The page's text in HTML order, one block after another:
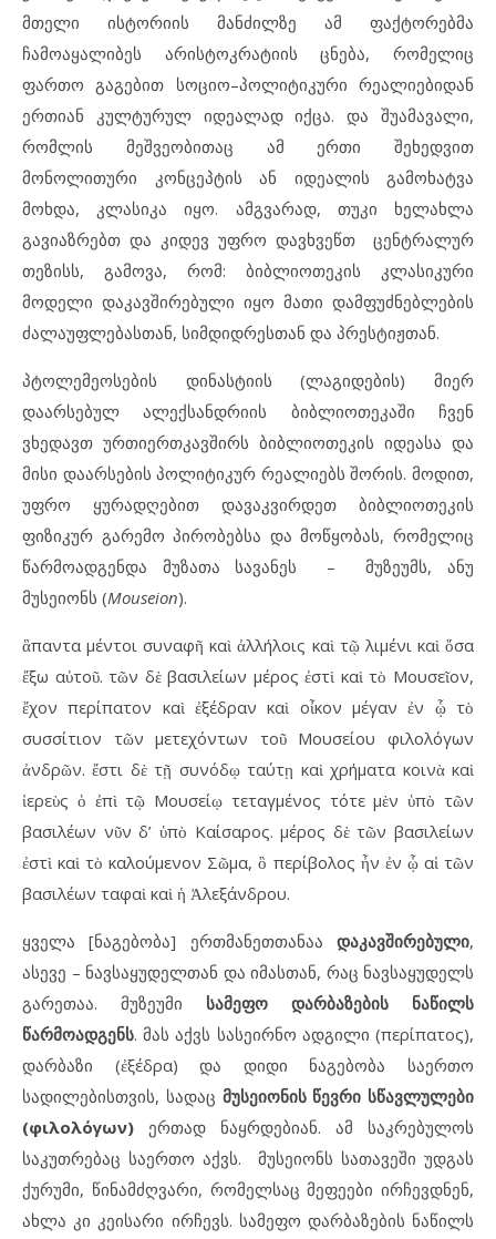
მთელი ისტორიის მანძილზე ამ ფაქტორებმა
ჩამოაყალიბეს არისტოკრატიის ცნება, რომელიც
ფართო გაგებით სოციო–პოლიტიკური რეალიებიდან
ერთიან კულტურულ იდეალად იქცა. და შუამავალი,
რომლის მეშვეობითაც ამ ერთი შეხედვით
მონოლითური კონცეპტის ან იდეალის გამოხატვა
მოხდა, კლასიკა იყო. ამგვარად, თუკი ხელახლა
გავიაზრებთ და კიდევ უფრო დავხვეწთ ცენტრალურ
თეზისს, გამოვა, რომ: ბიბლიოთეკის კლასიკური
მოდელი დაკავშირებული იყო მათი დამფუძნებლების
ძალაუფლებასთან, სიმდიდრესთან და პრესტიჟთან.
პტოლემეოსების დინასტიის (ლაგიდების) მიერ
დაარსებულ ალექსანდრიის ბიბლიოთეკაში ჩვენ
ვხედავთ ურთიერთკავშირს ბიბლიოთეკის იდეასა და
მისი დაარსების პოლიტიკურ რეალიებს შორის. მოდით,
უფრო ყურადღებით დავაკვირდეთ ბიბლიოთეკის
ფიზიკურ გარემო პირობებსა და მოწყობას, რომელიც
წარმოადგენდა მუზათა სავანეს – მუზეუმს, ანუ
მუსეიონს (Mouseion).
ἃπαντα μέντοι συναφῆ καὶ ἀλλήλοις καὶ τῷ λιμένι καὶ ὅσα
ἔξω αὐτοῦ. τῶν δὲ βασιλείων μέρος ἐστὶ καὶ τὸ Μουσεῖον,
ἔχον περίπατον καὶ ἐξέδραν καὶ οἶκον μέγαν ἐν ᾧ τὸ
συσσίτιον τῶν μετεχόντων τοῦ Μουσείου φιλολόγων
ἀνδρῶν. ἔστι δὲ τῇ συνόδῳ ταύτῃ καὶ χρήματα κοινὰ καὶ
ἱερεὺς ὁ ἐπὶ τῷ Μουσείῳ τεταγμένος τότε μὲν ὑπὸ τῶν
βασιλέων νῦν δ’ ὑπὸ Καίσαρος. μέρος δὲ τῶν βασιλείων
ἐστὶ καὶ τὸ καλούμενον Σῶμα, ὃ περίβολος ἦν ἐν ᾧ αἱ τῶν
βασιλέων ταφαὶ καὶ ἡ Ἀλεξάνδρου.
ყველა [ნაგებობა] ერთმანეთთანაა დაკავშირებული,
ასევე – ნავსაყუდელთან და იმასთან, რაც ნავსაყუდელს
გარეთაა. მუზეუმი სამეფო დარბაზების ნაწილს
წარმოადგენს. მას აქვს სასეირნო ადგილი (περίπατος),
დარბაზი (ἐξέδρα) და დიდი ნაგებობა საერთო
სადილებისთვის, სადაც მუსეიონის წევრი სწავლულები
(φιλολόγων) ერთად ნაყრდებიან. ამ საკრებულოს
საკუთრებაც საერთო აქვს. მუსეიონს სათავეში უდგას
ქურუმი, წინამძღვარი, რომელსაც მეფეები ირჩევდნენ,
ახლა კი კეისარი ირჩევს. სამეფო დარბაზების ნაწილს